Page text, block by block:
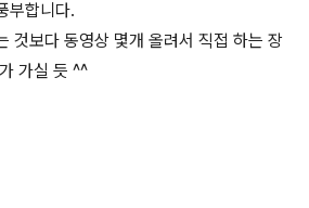
부합니다.
것보다 동영상 몇개 올려서 직접 하는 장
가실 듯 ^^